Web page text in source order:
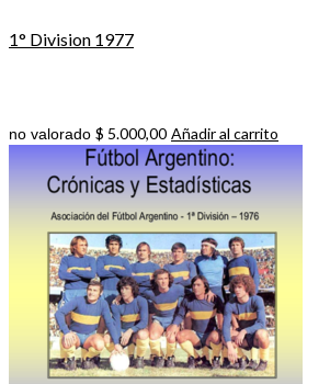
1° Division 1977
no valorado $ 5.000,00 Añadir al carrito